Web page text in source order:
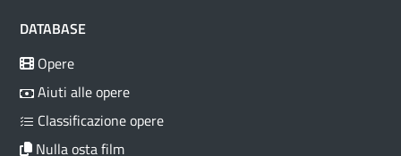
DATABASE
Opere
Aiuti alle opere
Classificazione opere
Nulla osta film